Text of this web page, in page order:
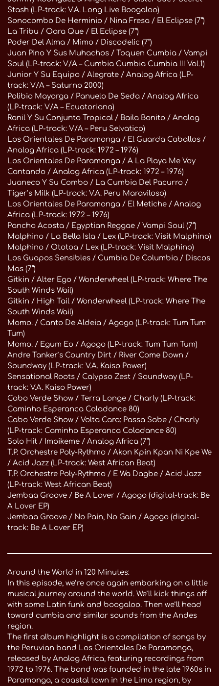
Stash (LP-track: V.A. Long Live Boogaloo)
Sonocombo De Herminio / Nina Fresa / El Eclipse (7“)
La Tribu / Oara Que / El Eclipse (7“)
Poder Del Alma / Mimo / Discodelic (7“)
Juan Pino Y Sus Muhachos / Toquen Cumbia / Vampi
Soul (LP-track: V/A – Cumbia Cumbia Cumbia !!! Vol.1)
Junior Y Su Equipo / Alegrate / Analog Africa (LP-
track: V/A – Saturno 2000)
Polibio Mayorga / Panuelo De Seda / Analog Africa
(LP-track: V/A – Ecuatoriana)
Ranil Y Su Conjunto Tropical / Baila Bonito / Analog
Africa (LP-track: V/A – Peru Selvatico)
Los Orientales De Paramonga / El Guarda Caballos /
Analog Africa (LP-track: 1972 – 1976)
Los Orientales De Paramonga / A La Playa Me Voy
Cantando / Analog Africa (LP-track: 1972 – 1976)
Juaneco Y Su Combo / La Cumbia Del Pacurro /
Tiger’s Milk (LP-track: V.A. Peru Maraviloso)
Los Orientales De Paramonga / El Metiche / Analog
Africa (LP-track: 1972 – 1976)
Pancho Acosta / Egyptian Reggae / Vampi Soul (7“)
Malphino / La Bella Isla / Lex (LP-track: Visit Malphino)
Malphino / Ototoa / Lex (LP-track: Visit Malphino)
Los Guapos Sensibles / Cumbia De Columbia / Discos
Mas (7“)
Gitkin / Alter Ego / Wonderwheel (LP-track: Where The
South Winds Wail)
Gitkin / High Tail / Wonderwheel (LP-track: Where The
South Winds Wail)
Momo. / Canto De Aldeia / Agogo (LP-track: Tum Tum
Tum)
Momo. / Egum Eo / Agogo (LP-track: Tum Tum Tum)
Andre Tanker’s Country Dirt / River Come Down /
Soundway (LP-track: V.A. Kaiso Power)
Sensational Roots / Calypso Zest / Soundway (LP-
track: V.A. Kaiso Power)
Cabo Verde Show / Terra Longe / Charly (LP-track:
Caminho Esperanca Coladance 80)
Cabo Verde Show / Volta Cara: Passa Sabe / Charly
(LP-track: Caminho Esperanca Coladance 80)
Solo Hit / Imoikeme / Analog Africa (7“)
T.P. Orchestre Poly-Rythmo / Akon Kpin Kpan Ni Kpe We
/ Acid Jazz (LP-track: West African Beat)
T.P. Orchestre Poly-Rythmo / E Wa Dagbe / Acid Jazz
(LP-track: West African Beat)
Jembaa Groove / Be A Lover / Agogo (digital-track: Be
A Lover EP)
Jembaa Groove / No Pain, No Gain / Agogo (digital-
track: Be A Lover EP)
Around the World in 120 Minutes:
In this episode, we’re once again embarking on a little
musical journey around the world. We’ll kick things off
with some Latin funk and boogaloo. Then we’ll head
toward cumbia and similar sounds from the Andes
region.
The first album highlight is a compilation of songs by
the Peruvian band Los Orientales De Paramonga,
released by Analog Africa, featuring recordings from
1972 to 1976. The band was founded in the late 1960s in
Paramonga, a coastal town in the Lima region, by